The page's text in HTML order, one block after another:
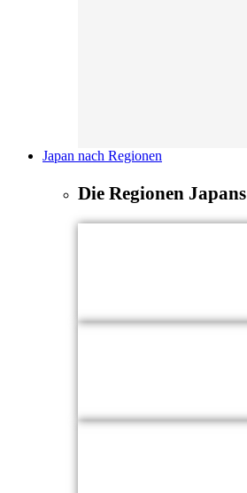
Japan nach Regionen
Die Regionen Japans